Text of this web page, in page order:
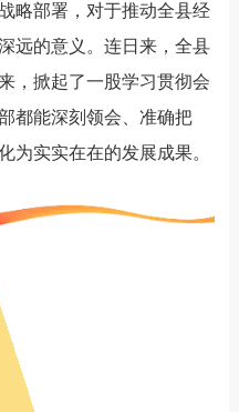
略部署，对于推动全县经
远的意义。连日来，全县
，掀起了一股学习贯彻会
都能深刻领会、准确把
为实实在在的发展成果。